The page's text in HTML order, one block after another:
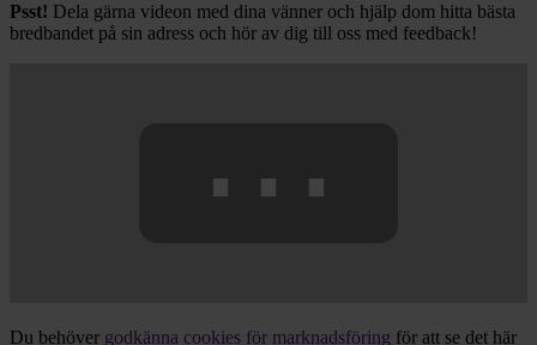
Psst! Dela gärna videon med dina vänner och hjälp dom hitta bästa
bredbandet på sin adress och hör av dig till oss med feedback!
⋯
Du behöver godkänna cookies för marknadsföring för att se det här